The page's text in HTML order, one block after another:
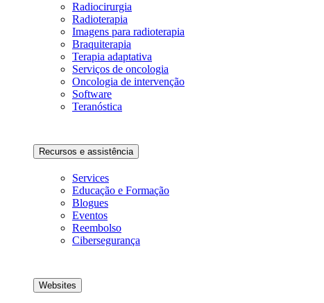
Radiocirurgia
Radioterapia
Imagens para radioterapia
Braquiterapia
Terapia adaptativa
Serviços de oncologia
Oncologia de intervenção
Software
Teranóstica
Recursos e assistência
Services
Educação e Formação
Blogues
Eventos
Reembolso
Cibersegurança
Websites